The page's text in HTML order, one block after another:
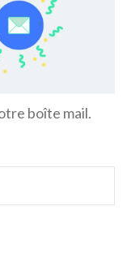
boîte mail.